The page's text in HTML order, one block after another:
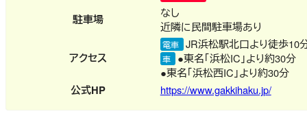
駐車場
なし
近隣に民間駐車場あり
アクセス
電車 JR浜松駅北口より徒歩10
車
●東名「浜松IC」より約30分
●東名「浜松西IC」より約30分
公式HP https://www.gakkihaku.jp/